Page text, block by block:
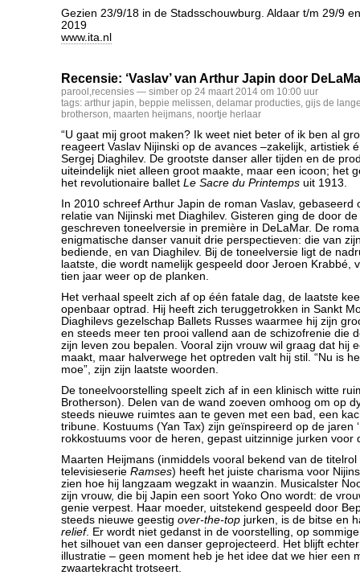
Gezien 23/9/18 in de Stadsschouwburg. Aldaar t/m 29/9
2019
www.ita.nl
Recensie: ‘Vaslav’ van Arthur Japin door
parool ,recensies — simber op 24 maart 2014 om 10:00 uur
tags: arthur japin, beppie melissen, delamar producties, gijs de
brotherson, maarten heijmans, noortje herlaar
“U gaat mij groot maken? Ik weet niet beter of ik ben al
reageert Vaslav Nijinski op de avances –zakelijk, artistiek
Sergej Diaghilev. De grootste danser aller tijden en de
uiteindelijk niet alleen groot maakte, maar een icoon; het
het revolutionaire ballet Le Sacre du Printemps uit 1913.
In 2010 schreef Arthur Japin de roman Vaslav, gebaseerd
relatie van Nijinski met Diaghilev. Gisteren ging de door
geschreven toneelversie in première in DeLaMar. De
enigmatische danser vanuit drie perspectieven: die van
bediende, en van Diaghilev. Bij de toneelversie ligt de
laatste, die wordt namelijk gespeeld door Jeroen Krabbé,
tien jaar weer op de planken.
Het verhaal speelt zich af op één fatale dag, de laatste
openbaar optrad. Hij heeft zich teruggetrokken in Sankt
Diaghilevs gezelschap Ballets Russes waarmee hij zijn
en steeds meer ten prooi vallend aan de schizofrenie die
zijn leven zou bepalen. Vooral zijn vrouw wil graag dat hij
maakt, maar halverwege het optreden valt hij stil. “Nu is
moe”, zijn zijn laatste woorden.
De toneelvoorstelling speelt zich af in een klinisch witte
Brotherson). Delen van de wand zoeven omhoog om op
steeds nieuwe ruimtes aan te geven met een bad, een
tribune. Kostuums (Yan Tax) zijn geïnspireerd op de jaren
rokkostuums voor de heren, gepast uitzinnige jurken voor
Maarten Heijmans (inmiddels vooral bekend van de titelrol
televisieserie Ramses) heeft het juiste charisma voor
zien hoe hij langzaam wegzakt in waanzin. Musicalster
zijn vrouw, die bij Japin een soort Yoko Ono wordt: de
genie verpest. Haar moeder, uitstekend gespeeld door
steeds nieuwe geestig over-the-top jurken, is de bitse en
relief. Er wordt niet gedanst in de voorstelling, op
het silhouet van een danser geprojecteerd. Het blijft
illustratie – geen moment heb je het idee dat we hier een
zwaartekracht trotseert.